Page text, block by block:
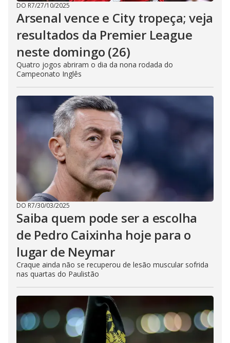
DO R7/27/10/2025
Arsenal vence e City tropeça; veja
resultados da Premier League
neste domingo (26)
Quatro jogos abriram o dia da nona rodada do
Campeonato Inglês
DO R7/30/03/2025
Saiba quem pode ser a escolha
de Pedro Caixinha hoje para o
lugar de Neymar
Craque ainda não se recuperou de lesão muscular sofrida
nas quartas do Paulistão